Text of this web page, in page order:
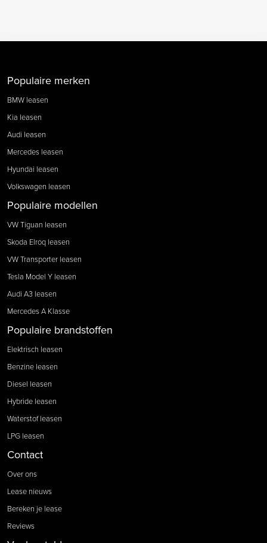
Populaire merken
BMW leasen
Kia leasen
Audi leasen
Mercedes leasen
Hyundai leasen
Volkswagen leasen
Populaire modellen
VW Tiguan leasen
Skoda Elroq leasen
VW Transporter leasen
Tesla Model Y leasen
Audi A3 leasen
Mercedes A Klasse
Populaire brandstoffen
Elektrisch leasen
Benzine leasen
Diesel leasen
Hybride leasen
Waterstof leasen
LPG leasen
Contact
Over ons
Lease nieuws
Bereken je lease
Reviews